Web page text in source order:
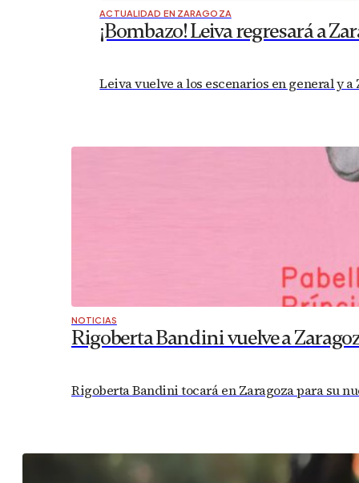
ACTUALIDAD EN ZARAGOZA
¡Bombazo! Leiva regresará a
Leiva vuelve a los escenarios en general y
NOTICIAS
Rigoberta Bandini vuelve a
Rigoberta Bandini tocará en Zaragoza para su